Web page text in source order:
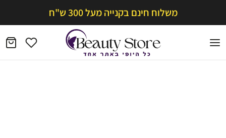
משלוח חינם בקנייה מעל 300 ש"ח